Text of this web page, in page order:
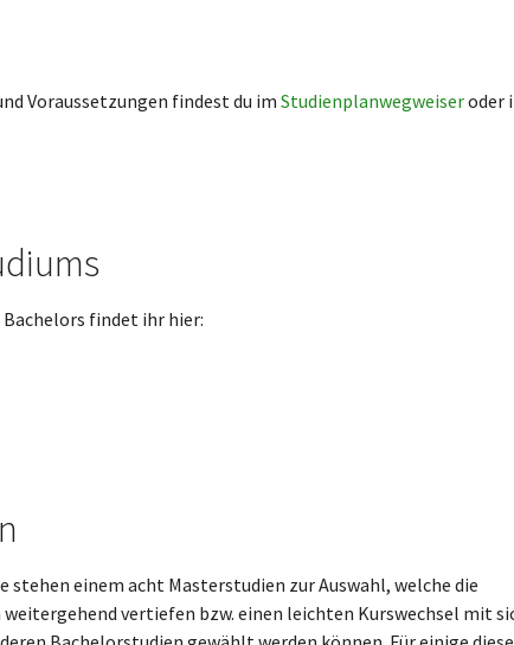
Voraussetzungen findest du im Studienplanwegweiseroder
findet ihr hier:
stehen einem acht Masterstudien zur Auswahl, welche die
vertiefen bzw. einen leichten Kurswechsel mit